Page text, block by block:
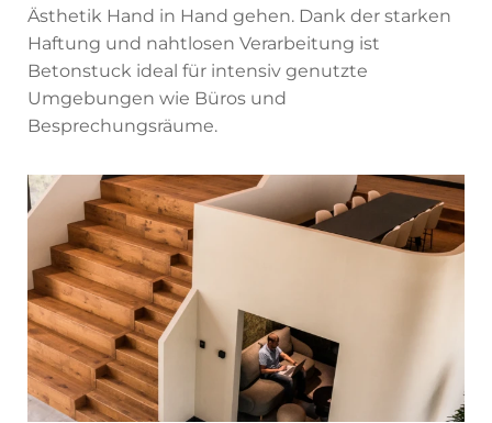
Ästhetik Hand in Hand gehen. Dank der starken
Haftung und nahtlosen Verarbeitung ist
Betonstuck ideal für intensiv genutzte
Umgebungen wie Büros und
Besprechungsräume.